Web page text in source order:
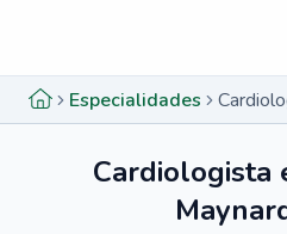
Especialidades
Cardiologista